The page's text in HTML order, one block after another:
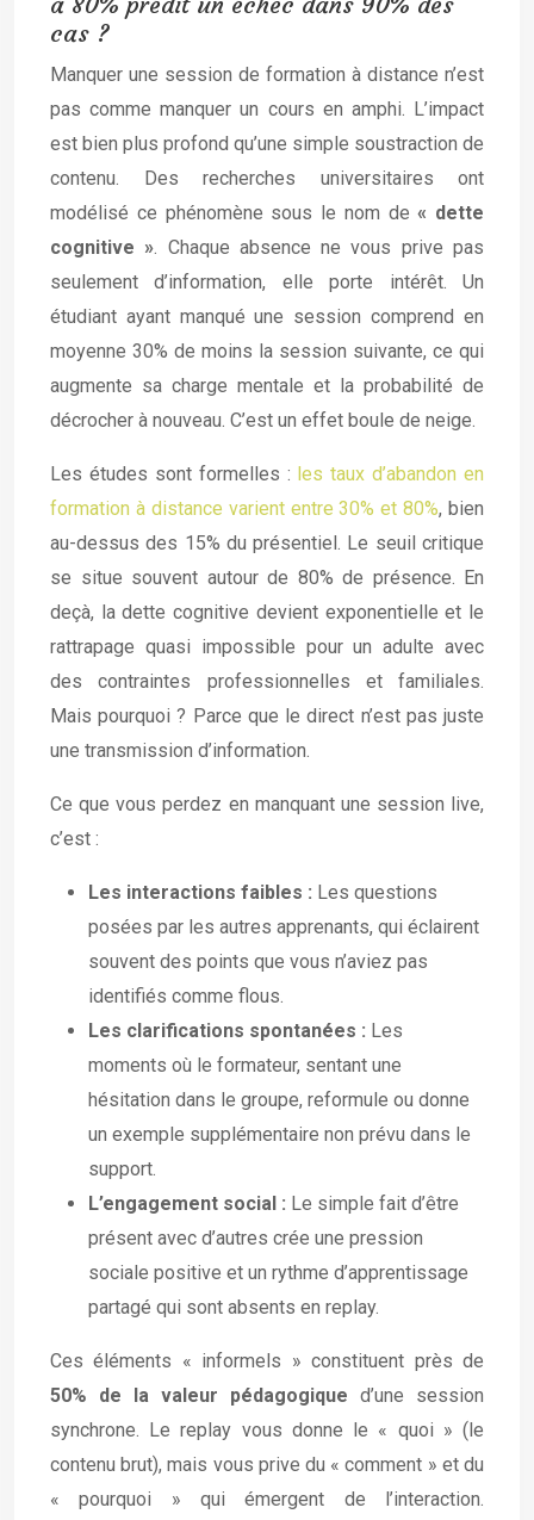
cas ?
Manquer une session de formation à distance n’est
pas comme manquer un cours en amphi. L’impact
est bien plus profond qu’une simple soustraction de
contenu. Des recherches universitaires ont
modélisé ce phénomène sous le nom de« dette
cognitive ». Chaque absence ne vous prive pas
seulement d’information, elle porte intérêt. Un
étudiant ayant manqué une session comprend en
moyenne 30% de moins la session suivante, ce qui
augmente sa charge mentale et la probabilité de
décrocher à nouveau. C’est un effet boule de neige.
Les études sont formelles : les taux d’abandon en
formation à distance varient entre 30% et 80%, bien
au-dessus des 15% du présentiel. Le seuil critique
se situe souvent autour de 80% de présence. En
deçà, la dette cognitive devient exponentielle et le
rattrapage quasi impossible pour un adulte avec
des contraintes professionnelles et familiales.
Mais pourquoi ? Parce que le direct n’est pas juste
une transmission d’information.
Ce que vous perdez en manquant une session live,
c’est :
Les interactions faibles : Les questions
posées par les autres apprenants, qui éclairent
souvent des points que vous n’aviez pas
identifiés comme flous.
Les clarifications spontanées : Les
moments où le formateur, sentant une
hésitation dans le groupe, reformule ou donne
un exemple supplémentaire non prévu dans le
support.
L’engagement social : Le simple fait d’être
présent avec d’autres crée une pression
sociale positive et un rythme d’apprentissage
partagé qui sont absents en replay.
Ces éléments « informels » constituent près de
50% de la valeur pédagogique d’une session
synchrone. Le replay vous donne le « quoi » (le
contenu brut), mais vous prive du « comment » et du
« pourquoi » qui émergent de l’interaction.